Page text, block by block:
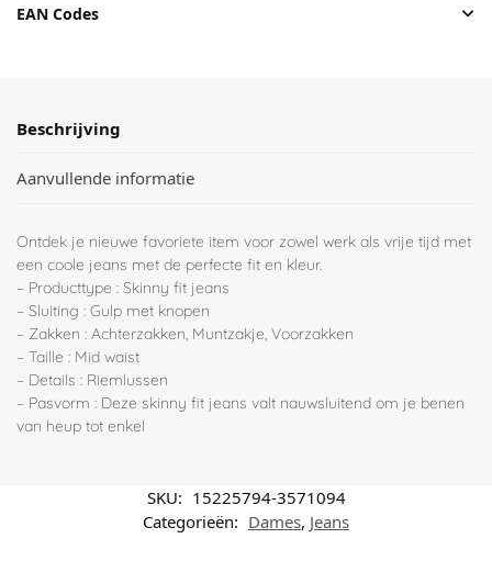
EAN Codes
Beschrijving
Aanvullende informatie
Ontdek je nieuwe favoriete item voor zowel werk als vrije tijd met
een coole jeans met de perfecte fit en kleur.
– Producttype : Skinny fit jeans
– Sluiting : Gulp met knopen
– Zakken : Achterzakken, Muntzakje, Voorzakken
– Taille : Mid waist
– Details : Riemlussen
– Pasvorm : Deze skinny fit jeans valt nauwsluitend om je benen
van heup tot enkel
SKU: 15225794-3571094
Categorieën: Dames, Jeans